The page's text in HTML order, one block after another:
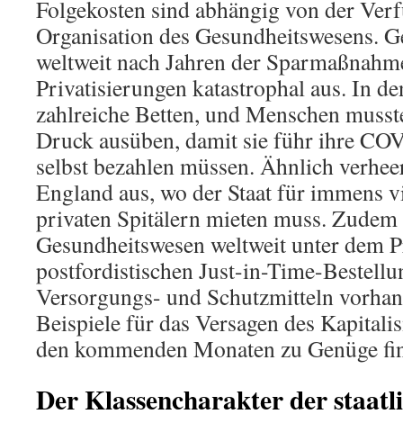
Folgekosten sind abhängig von der
Organisation des Gesundheitswesens.
weltweit nach Jahren der
Privatisierungen katastrophal aus. In
zahlreiche Betten, und Menschen
Druck ausüben, damit sie führ ihre
selbst bezahlen müssen. Ähnlich
England aus, wo der Staat für immens
privaten Spitälern mieten muss. Zudem
Gesundheitswesen weltweit unter dem
postfordistischen Just-in-Time-
Versorgungs- und Schutzmitteln
Beispiele für das Versagen des
den kommenden Monaten zu Genüge
Der Klassencharakter der